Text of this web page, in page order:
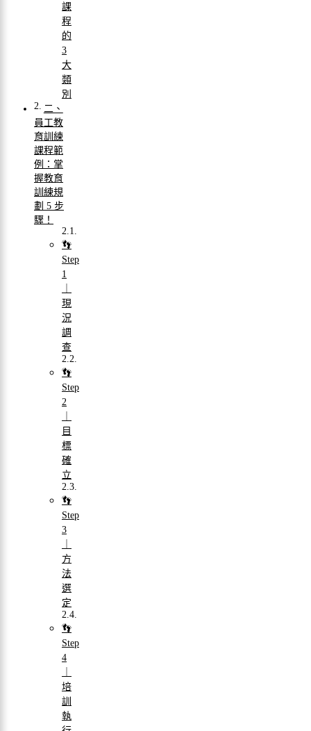
課
程
的
3
大
類
別
二、
員工教
育訓練
課程範
例：掌
握教育
訓練規
劃 5 步
驟！
👣
Step
1
現
況
調
查
👣
Step
2
目
標
確
立
👣
Step
3
方
法
選
定
👣
Step
4
培
訓
執